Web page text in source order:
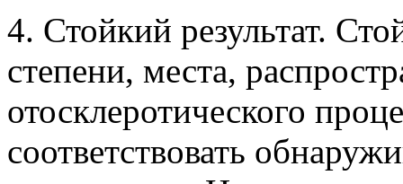
4. Стойкий результат.
степени, места,
отосклеротического
соответствовать